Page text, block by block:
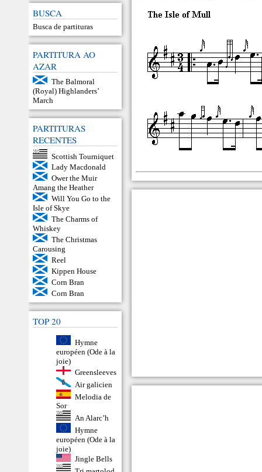
BUSCA
Busca de partituras
PARTITURA AO
AZAR
The Balmoral
(Royal) Highlanders’
March
PARTITURAS
RECENTES
Scottish Tourniquet
Lady Macdonald
Ower the Muir
Amang the Heather
Will You Go to the
Isle of Skye
The Charms of
Whiskey
The Christmas
Carousing
Reel
Kippen House
Corn Bran
Corn Bran
TOP 20
Hymne
européen (Ode à la
joie)
Greensleeves
Air galicien
Melodia de
Sor
An Alarc’h
Hymne
européen (Ode à la
joie)
Jingle Bells